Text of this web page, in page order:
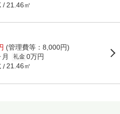
21.46㎡
(管理費等：8,000円)
礼金 0万円
21.46㎡